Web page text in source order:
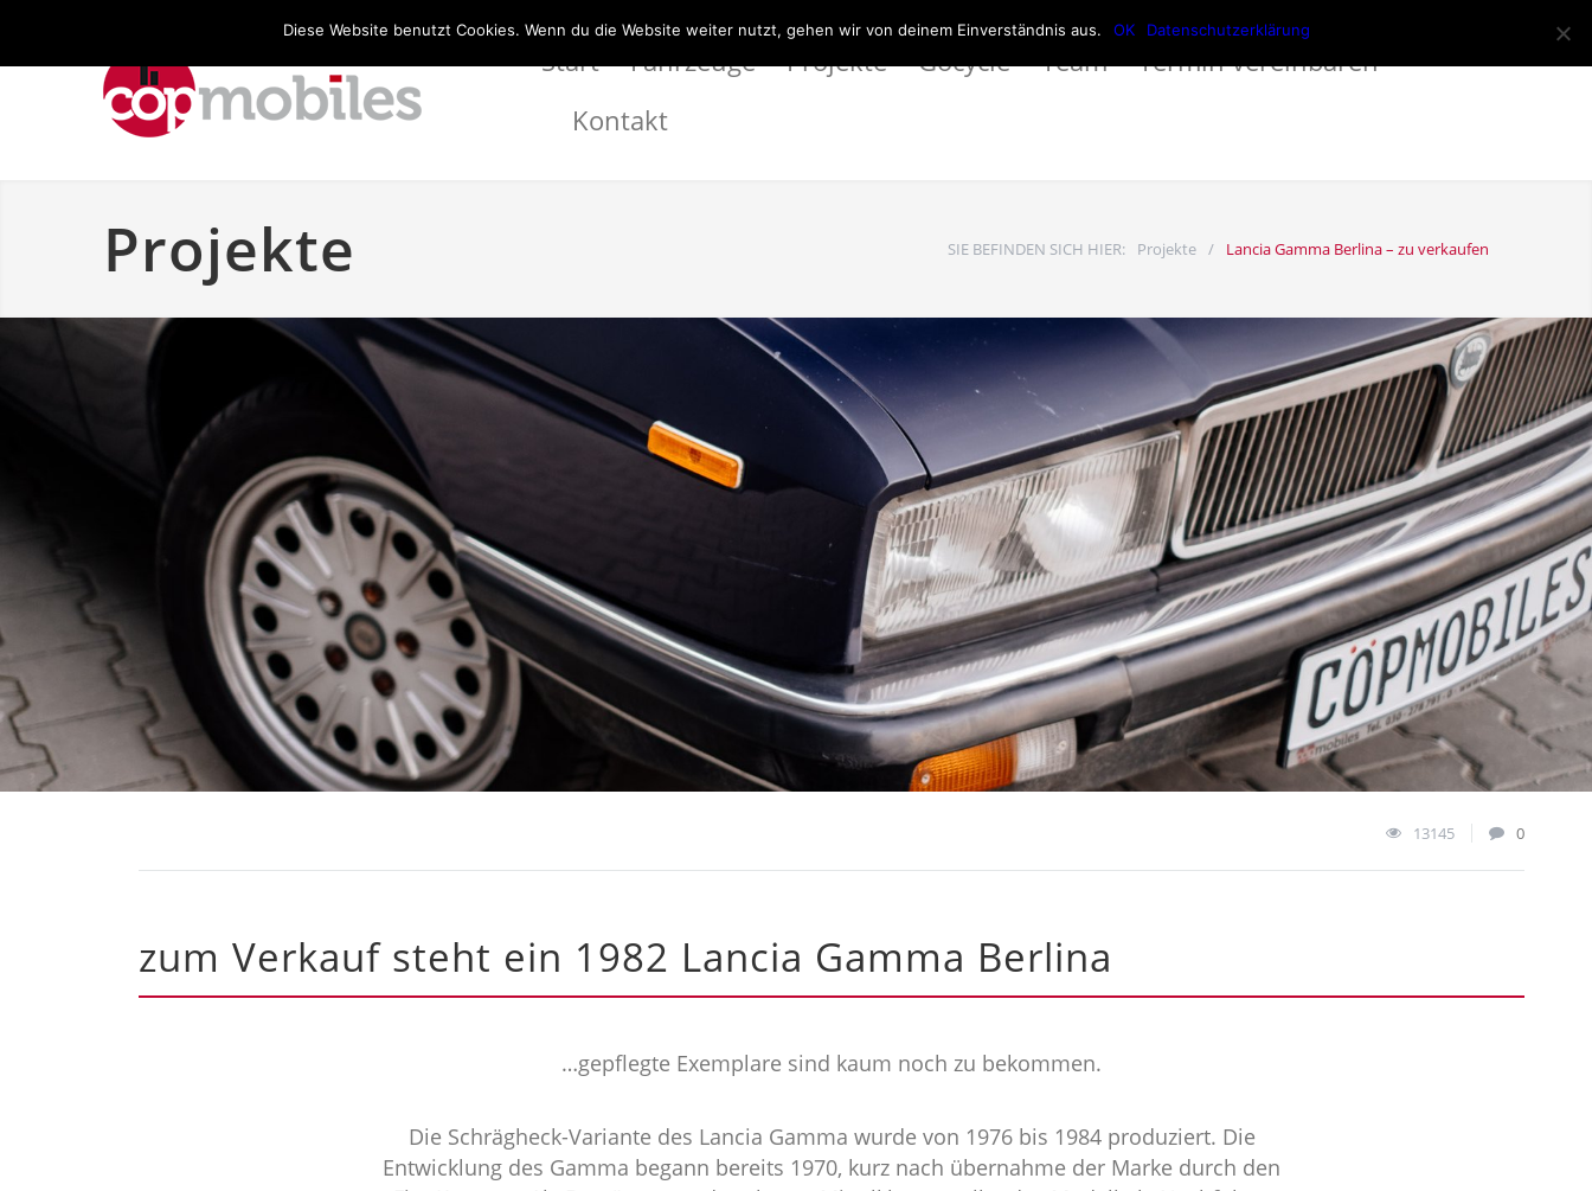
Start Fahrzeuge Projekte Gocycle Team
Termin vereinbaren
Kontakt
Projekte SIE BEFINDEN SICH HIER: Projekte / Lancia Gamma Berlina – zu verkaufen
13145 0
zum Verkauf steht ein 1982 Lancia Gamma Berlina
…gepflegte Exemplare sind kaum noch zu bekommen.
Die Schrägheck-Variante des Lancia Gamma wurde von 1976 bis 1984 produziert. Die
Entwicklung des Gamma begann bereits 1970, kurz nach übernahme der Marke durch den
Diese Website benutzt Cookies. Wenn du die Website weiter nutzt, gehen wir von deinem Einverständnis aus. OK Datenschutzerklärung